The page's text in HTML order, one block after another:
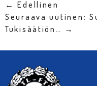
← Edellinen
Seuraava uutinen:
Tukisäätiön… →